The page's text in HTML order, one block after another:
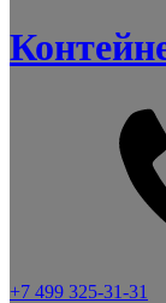
+7 499 325-31-31